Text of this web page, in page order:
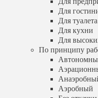
Аэробный
Без откачки
Без
Для
Для туалета
Для кухни
Для
По принципу
Аэробный